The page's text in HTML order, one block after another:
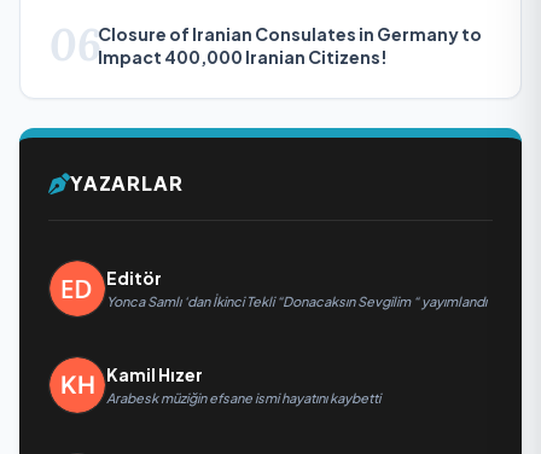
06Closure of Iranian Consulates in Germany to
Impact 400,000 Iranian Citizens!
YAZARLAR
Editör
Yonca Samlı ‘dan İkinci Tekli “Donacaksın Sevgilim “ yayımlandı
Kamil Hızer
Arabesk müziğin efsane ismi hayatını kaybetti